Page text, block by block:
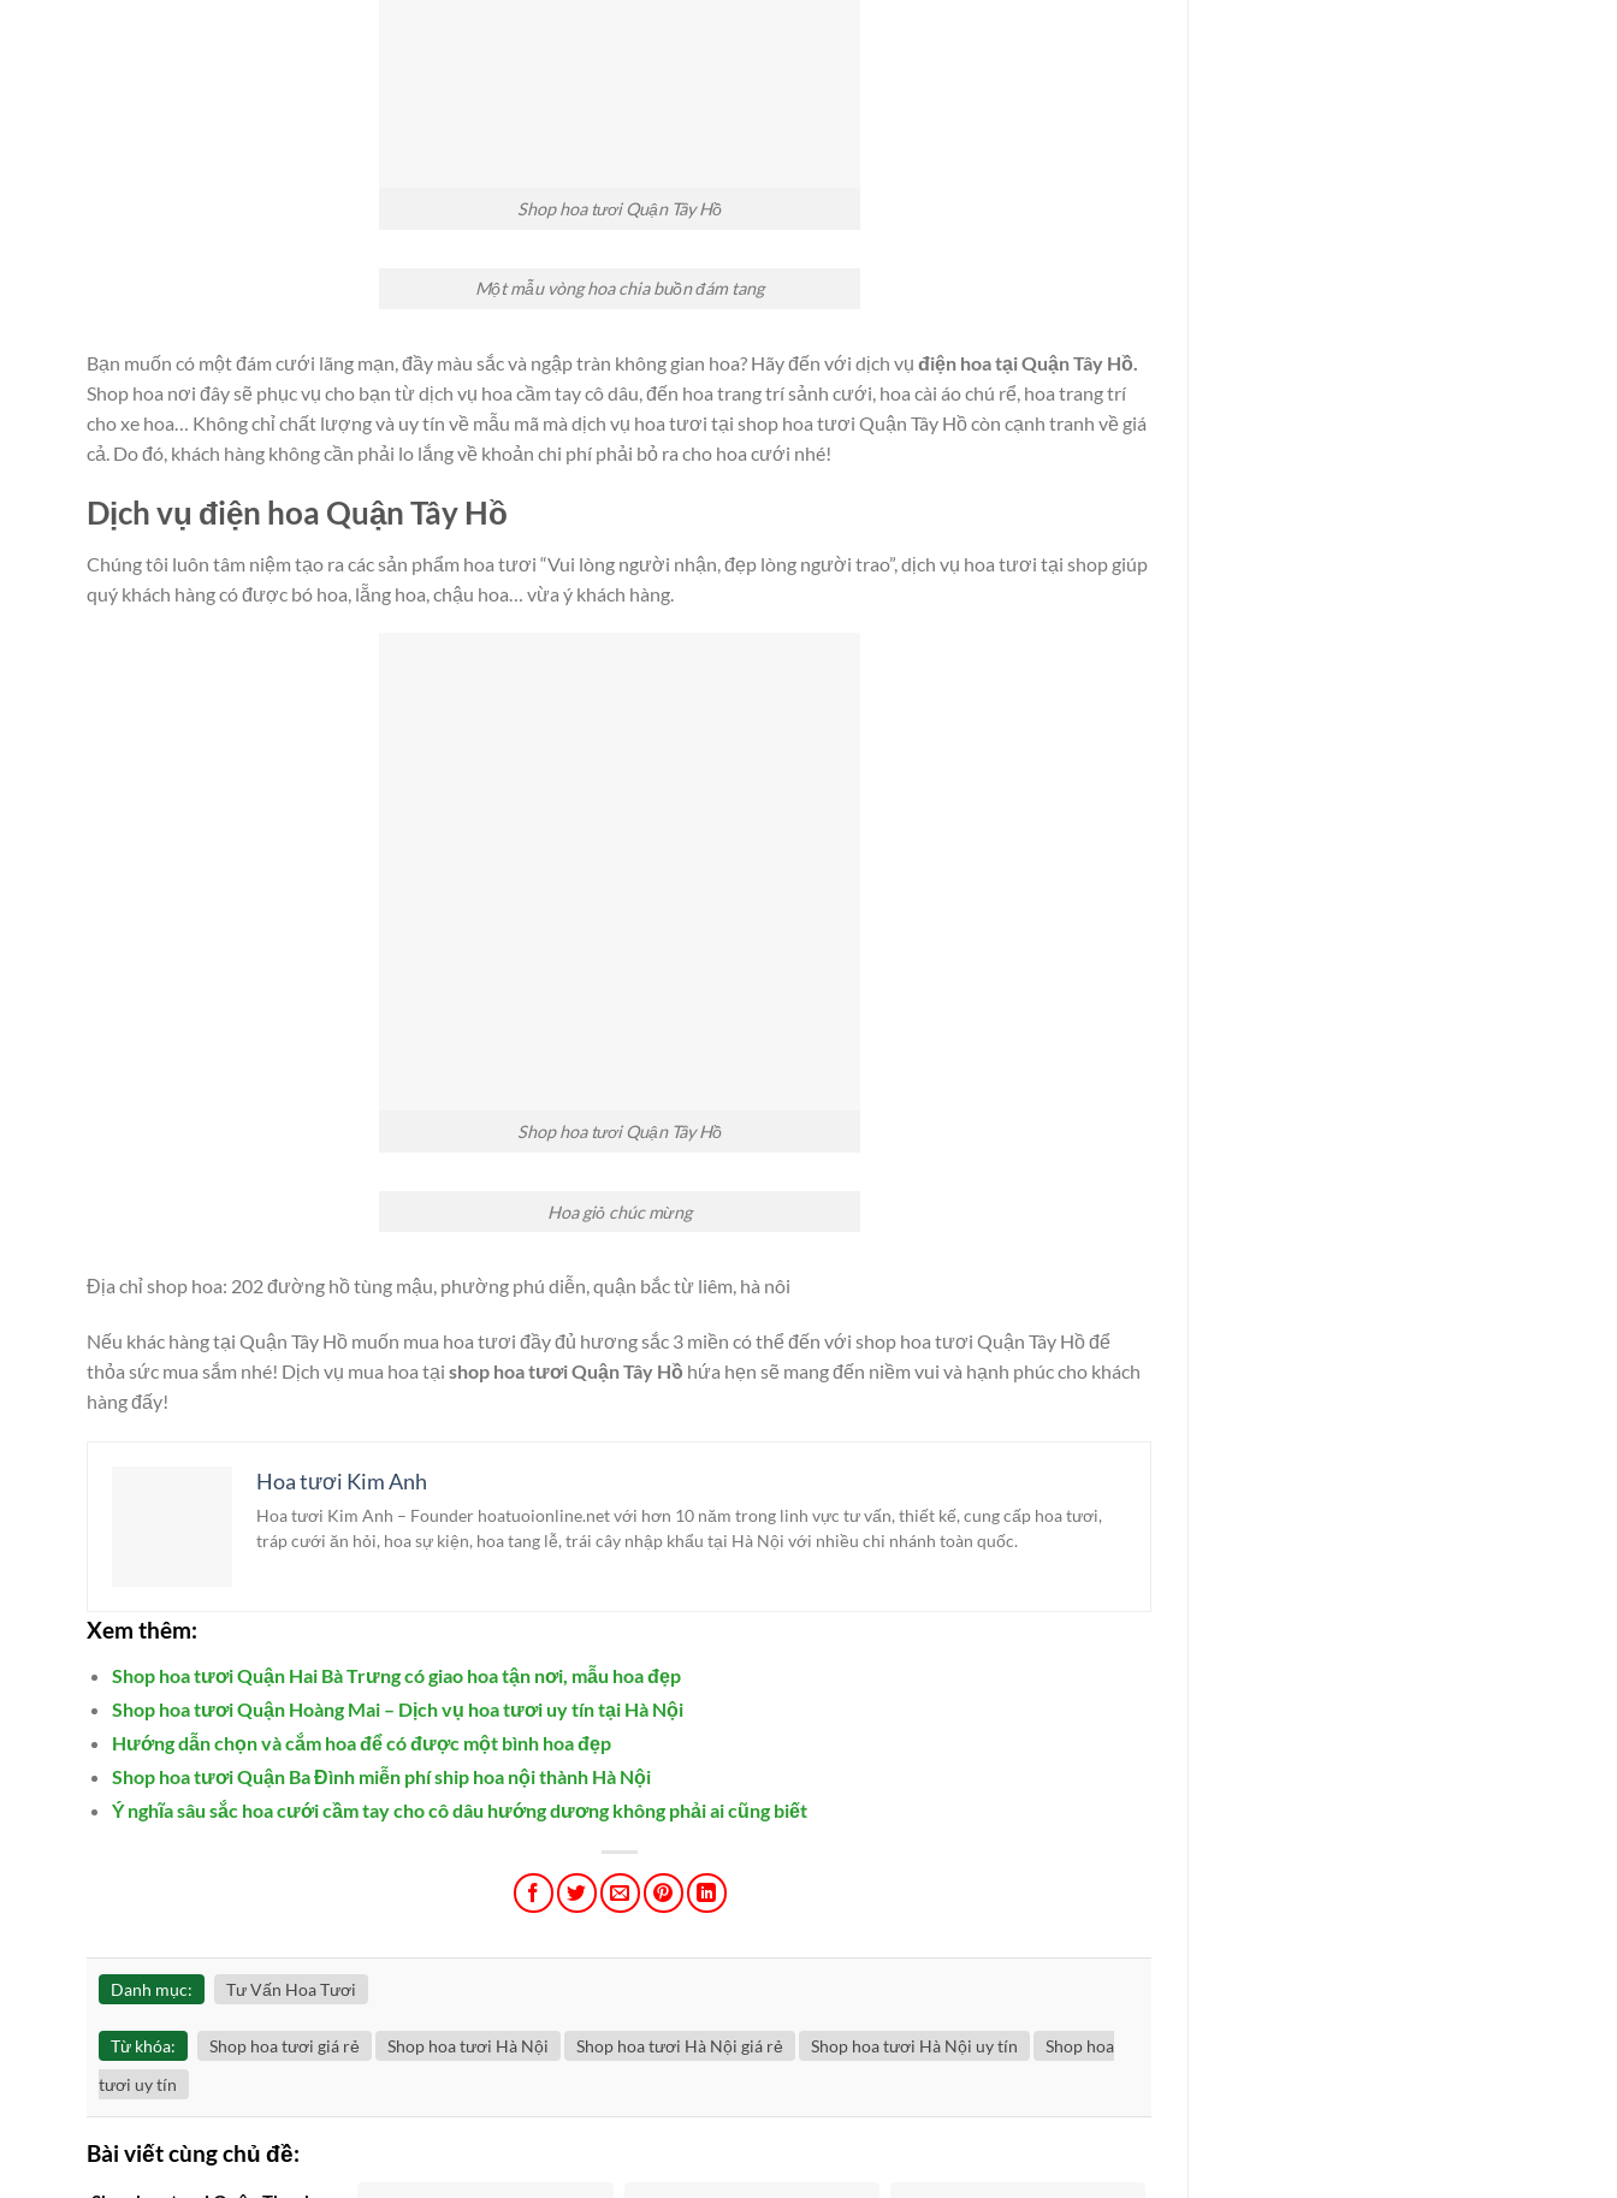
Shop hoa tươi Quận Tây Hồ
Một mẫu vòng hoa chia buồn đám tang
Bạn muốn có một đám cưới lãng mạn, đầy màu sắc và ngập tràn không gian hoa? Hãy đến với dịch vụ điện hoa tại Quận Tây Hồ.
Shop hoa nơi đây sẽ phục vụ cho bạn từ dịch vụ hoa cầm tay cô dâu, đến hoa trang trí sảnh cưới, hoa cài áo chú rể, hoa trang trí
cho xe hoa… Không chỉ chất lượng và uy tín về mẫu mã mà dịch vụ hoa tươi tại shop hoa tươi Quận Tây Hồ còn cạnh tranh về giá
cả. Do đó, khách hàng không cần phải lo lắng về khoản chi phí phải bỏ ra cho hoa cưới nhé!
Dịch vụ điện hoa Quận Tây Hồ
Chúng tôi luôn tâm niệm tạo ra các sản phẩm hoa tươi “Vui lòng người nhận, đẹp lòng người trao”, dịch vụ hoa tươi tại shop giúp
quý khách hàng có được bó hoa, lẵng hoa, chậu hoa… vừa ý khách hàng.
Shop hoa tươi Quận Tây Hồ
Hoa giỏ chúc mừng
Địa chỉ shop hoa: 202 đường hồ tùng mậu, phường phú diễn, quận bắc từ liêm, hà nôi
Nếu khác hàng tại Quận Tây Hồ muốn mua hoa tươi đầy đủ hương sắc 3 miền có thể đến với shop hoa tươi Quận Tây Hồđể
thỏa sức mua sắm nhé! Dịch vụ mua hoa tại shop hoa tươiQuận Tây Hồ hứa hẹn sẽ mang đến niềm vui và hạnh phúc cho khách
hàng đấy!
Hoa tươi Kim Anh
Hoa tươi Kim Anh – Founder hoatuoionline.net với hơn 10 năm trong linh vực tư vấn, thiết kế, cung cấp hoa tươi,
tráp cưới ăn hỏi, hoa sự kiện, hoa tang lễ, trái cây nhập khẩu tại Hà Nội với nhiều chi nhánh toàn quốc.
Xem thêm:
Shop hoa tươi Quận Hai Bà Trưng có giao hoa tận nơi, mẫu hoa đẹp
Shop hoa tươi Quận Hoàng Mai – Dịch vụ hoa tươi uy tín tại Hà Nội
Hướng dẫn chọn và cắm hoa để có được một bình hoa đẹp
Shop hoa tươi Quận Ba Đình miễn phí ship hoa nội thành Hà Nội
Ý nghĩa sâu sắc hoa cưới cầm tay cho cô dâu hướng dương không phải ai cũng biết
Danh mục: Tư Vấn Hoa Tươi
Từ khóa: Shop hoa tươi giá rẻ Shop hoa tươi Hà Nội Shop hoa tươi Hà Nội giá rẻ Shop hoa tươi Hà Nội uy tín
Shop hoa
tươi uy tín
Bài viết cùng chủ đề: